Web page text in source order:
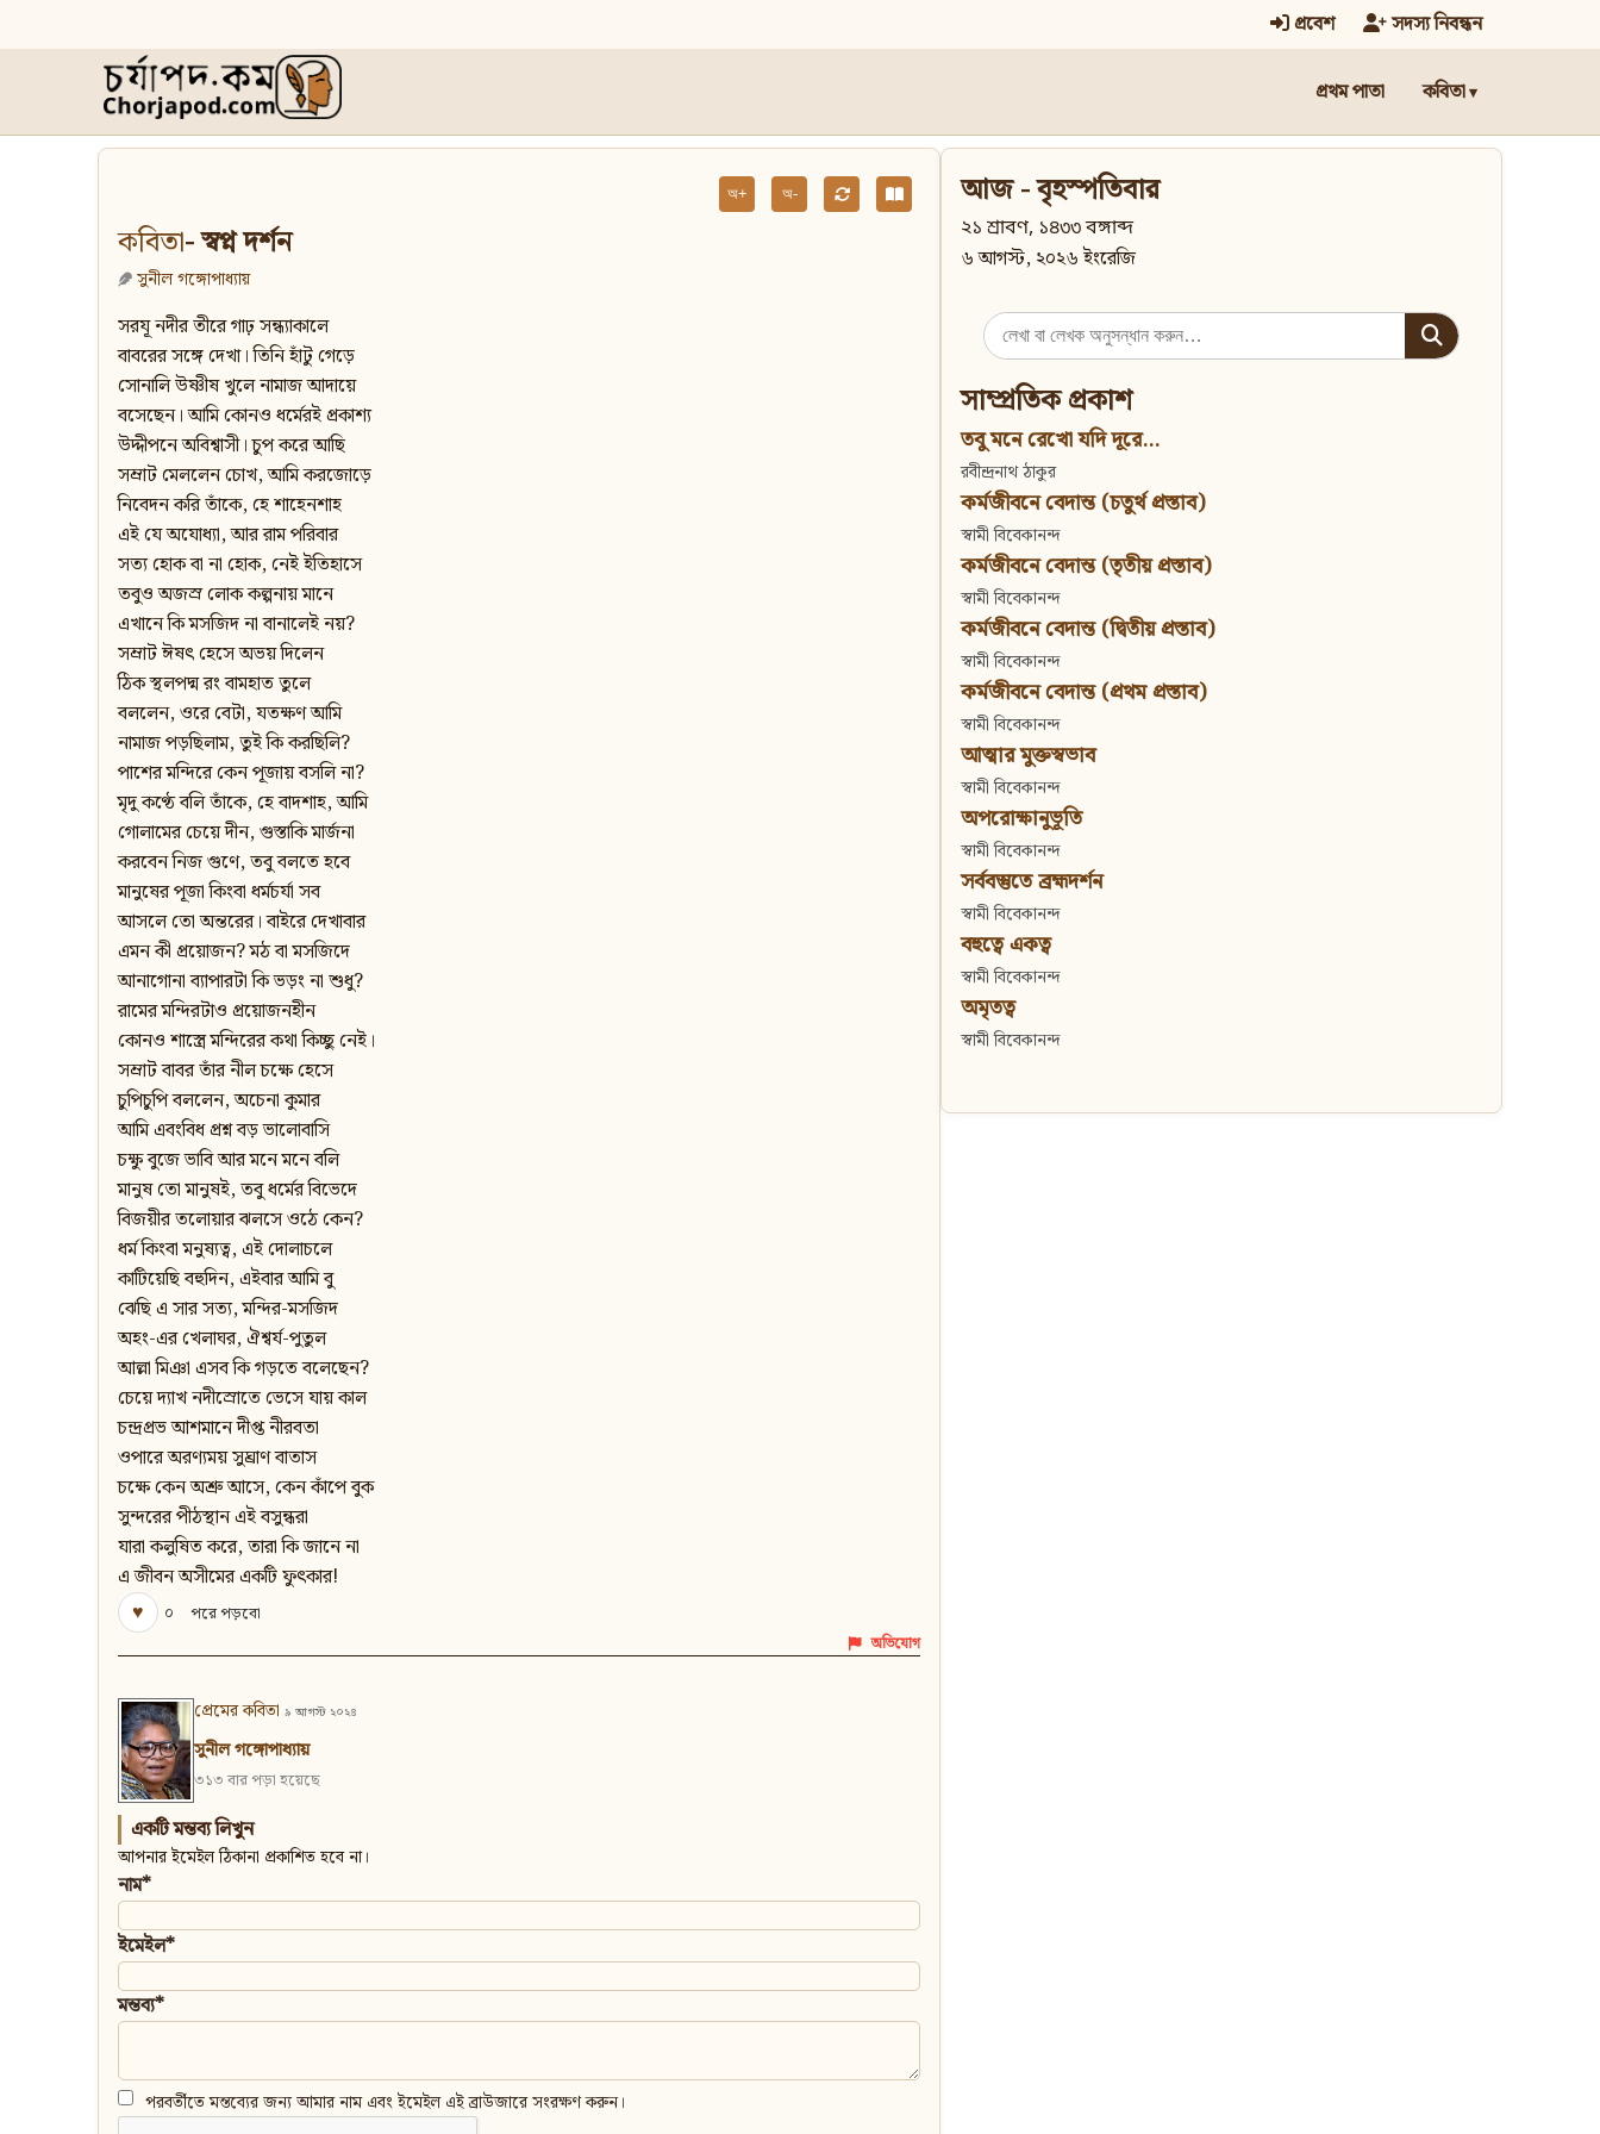
প্রবেশ সদস্য নিবন্ধন
প্রথম পাতা কবিতা
অ+ অ-
কবিতা- স্বপ্ন দর্শন
সুনীল গঙ্গোপাধ্যায়
সরযূ নদীর তীরে গাঢ় সন্ধ্যাকালে
বাবরের সঙ্গে দেখা। তিনি হাঁটু গেড়ে
সোনালি উষ্ণীষ খুলে নামাজ আদায়ে
বসেছেন। আমি কোনও ধর্মেরই প্রকাশ্য
উদ্দীপনে অবিশ্বাসী। চুপ করে আছি
সম্রাট মেললেন চোখ, আমি করজোড়ে
নিবেদন করি তাঁকে, হে শাহেনশাহ
এই যে অযোধ্যা, আর রাম পরিবার
সত্য হোক বা না হোক, নেই ইতিহাসে
তবুও অজস্র লোক কল্পনায় মানে
এখানে কি মসজিদ না বানালেই নয়?
সম্রাট ঈষৎ হেসে অভয় দিলেন
ঠিক স্থলপদ্ম রং বামহাত তুলে
বললেন, ওরে বেটা, যতক্ষণ আমি
নামাজ পড়ছিলাম, তুই কি করছিলি?
পাশের মন্দিরে কেন পূজায় বসলি না?
মৃদু কণ্ঠে বলি তাঁকে, হে বাদশাহ, আমি
গোলামের চেয়ে দীন, গুস্তাকি মার্জনা
করবেন নিজ গুণে, তবু বলতে হবে
মানুষের পূজা কিংবা ধর্মচর্যা সব
আসলে তো অন্তরের। বাইরে দেখাবার
এমন কী প্রয়োজন? মঠ বা মসজিদে
আনাগোনা ব্যাপারটা কি ভড়ং না শুধু?
রামের মন্দিরটাও প্রয়োজনহীন
কোনও শাস্ত্রে মন্দিরের কথা কিচ্ছু নেই।
সম্রাট বাবর তাঁর নীল চক্ষে হেসে
চুপিচুপি বললেন, অচেনা কুমার
আমি এবংবিধ প্রশ্ন বড় ভালোবাসি
চক্ষু বুজে ভাবি আর মনে মনে বলি
মানুষ তো মানুষই, তবু ধর্মের বিভেদে
বিজয়ীর তলোয়ার ঝলসে ওঠে কেন?
ধর্ম কিংবা মনুষ্যত্ব, এই দোলাচলে
কাটিয়েছি বহুদিন, এইবার আমি বু
ঝেছি এ সার সত্য, মন্দির-মসজিদ
অহং-এর খেলাঘর, ঐশ্বর্য-পুতুল
আল্লা মিঞা এসব কি গড়তে বলেছেন?
চেয়ে দ্যাখ নদীস্রোতে ভেসে যায় কাল
চন্দ্ৰপ্ৰভ আশমানে দীপ্ত নীরবতা
ওপারে অরণ্যময় সুঘ্রাণ বাতাস
চক্ষে কেন অশ্রু আসে, কেন কাঁপে বুক
সুন্দরের পীঠস্থান এই বসুন্ধরা
যারা কলুষিত করে, তারা কি জানে না
এ জীবন অসীমের একটি ফুৎকার!
♥
০ পরে পড়বো
অভিযোগ
প্রেমের কবিতা ৯ আগস্ট ২০২৪
সুনীল গঙ্গোপাধ্যায়
৩১৩ বার পড়া হয়েছে
একটি মন্তব্য লিখুন
আপনার ইমেইল ঠিকানা প্রকাশিত হবে না।
নাম*
ইমেইল*
মন্তব্য*
পরবর্তীতে মন্তব্যের জন্য আমার নাম এবং ইমেইল এই ব্রাউজারে সংরক্ষণ করুন।
আজ - বৃহস্পতিবার
২১ শ্রাবণ, ১৪৩৩ বঙ্গাব্দ
৬ আগস্ট, ২০২৬ ইংরেজি
Search
for:
সাম্প্রতিক প্রকাশ
তবু মনে রেখো যদি দূরে...
রবীন্দ্রনাথ ঠাকুর
কর্মজীবনে বেদান্ত (চতুর্থ প্রস্তাব)
স্বামী বিবেকানন্দ
কর্মজীবনে বেদান্ত (তৃতীয় প্রস্তাব)
স্বামী বিবেকানন্দ
কর্মজীবনে বেদান্ত (দ্বিতীয় প্রস্তাব)
স্বামী বিবেকানন্দ
কর্মজীবনে বেদান্ত (প্রথম প্রস্তাব)
স্বামী বিবেকানন্দ
আত্মার মুক্তস্বভাব
স্বামী বিবেকানন্দ
অপরোক্ষানুভূতি
স্বামী বিবেকানন্দ
সর্ববস্তুতে ব্রহ্মদর্শন
স্বামী বিবেকানন্দ
বহুত্বে একত্ব
স্বামী বিবেকানন্দ
অমৃতত্ব
স্বামী বিবেকানন্দ